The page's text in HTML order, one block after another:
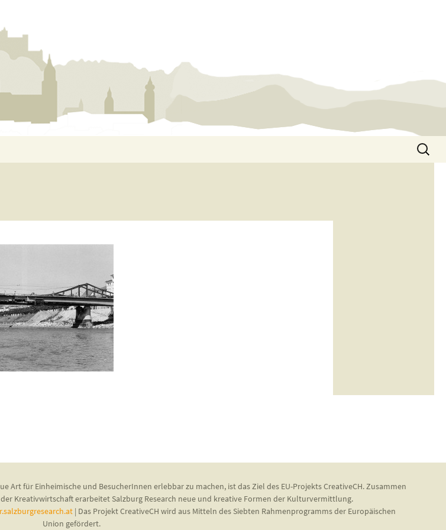
Suchen
nach:
Art für Einheimische und BesucherInnen erlebbar zu machen, ist das Ziel des EU-Projekts CreativeCH. Zusammen
Kreativwirtschaft erarbeitet Salzburg Research neue und kreative Formen der Kulturvermittlung.
| Das Projekt CreativeCH wird aus Mitteln des Siebten Rahmenprogramms der Europäischen
Union gefördert.